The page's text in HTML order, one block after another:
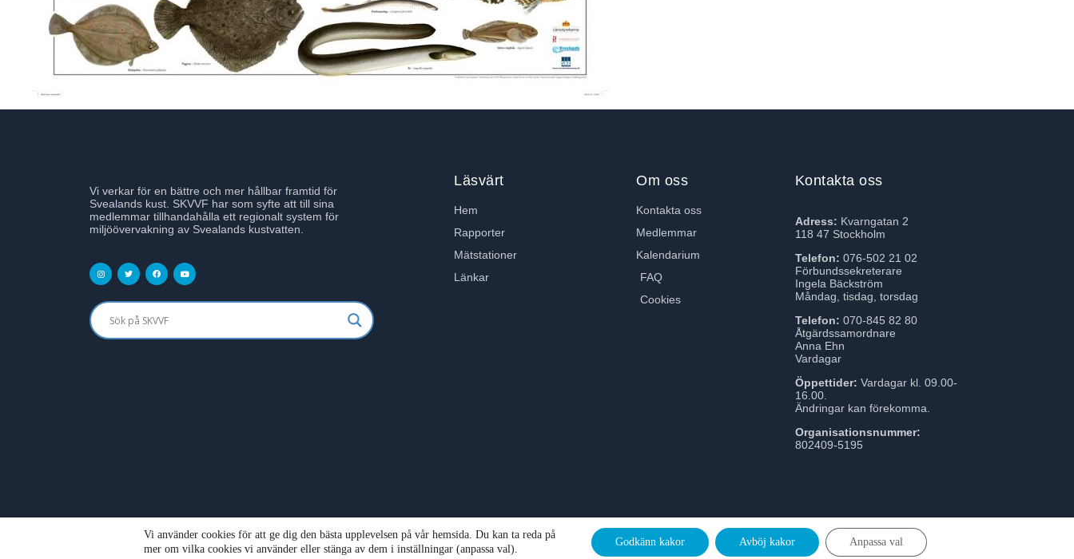
Vi verkar för en bättre och mer hållbar framtid för
Svealands kust. SKVVF har som syfte att till sina
medlemmar tillhandahålla ett regionalt system för
miljöövervakning av Svealands kustvatten.
Läsvärt
Hem
Rapporter
Mätstationer
Länkar
Om oss
Kontakta oss
Medlemmar
Kalendarium
FAQ
Cookies
Kontakta oss
Adress: Kvarngatan 2
118 47 Stockholm
Telefon: 076-502 21 02
Förbundssekreterare
Ingela Bäckström
Måndag, tisdag, torsdag
Telefon: 070-845 82 80
Åtgärdssamordnare
Anna Ehn
Vardagar
Öppettider: Vardagar kl. 09.00-
16.00.
Ändringar kan förekomma.
Organisationsnummer:
802409-5195
© SKVVF All rights reserved - With ♡ from acrowd
Vi använder cookies för att ge dig den bästa upplevelsen på vår hemsida. Du kan ta reda på
mer om vilka cookies vi använder eller stänga av dem i inställningar (anpassa val).
Godkänn kakor Avböj kakor Anpassa val